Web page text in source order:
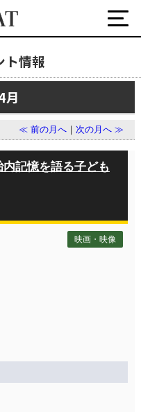
ト情報
月
≪ 前の月へ ｜次の月へ ≫
内記憶を語る子ども
映画・映像
トなど